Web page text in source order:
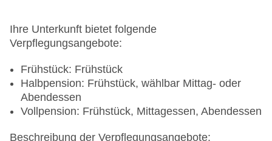
Ihre Unterkunft bietet folgende
Verpflegungsangebote:
Frühstück: Frühstück
Halbpension: Frühstück, wählbar Mittag- oder
Abendessen
Vollpension: Frühstück, Mittagessen, Abendessen
Beschreibung der Verpflegungsangebote: